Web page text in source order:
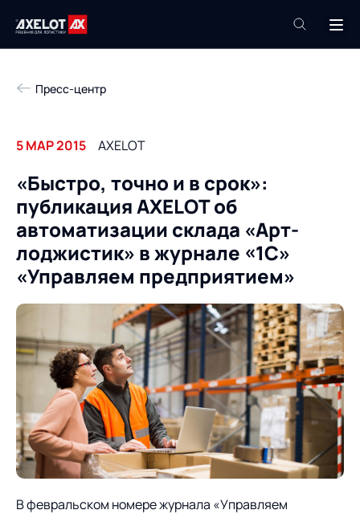
Техподдержка
Компания
Продукты
Роботизация
Академия
База знаний
Услуги
Пресс-центр
Проекты
Контакты
О компании
О компании
ИТ-аккредитация
Карьера
Партнеры
Импортозамещение
Продукты
Управление цепями
поставок
Управление складами
Оптимизация в цепях
поставок
Управление двором
Услуги
консалтинг
опытом вместе с AXELOT
Пресс-центр
5 МАР 2015 AXELOT
«Быстро, точно и в срок»:
публикация AXELOT об
автоматизации склада «Арт-
лоджистик» в журнале «1С»
«Управляем предприятием»
В февральском номере журнала «Управляем